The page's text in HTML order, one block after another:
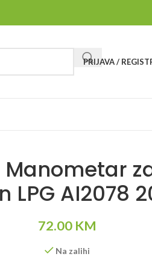
PRIJAVA /
LPG AI2078
72.00 KM
Na zalihi